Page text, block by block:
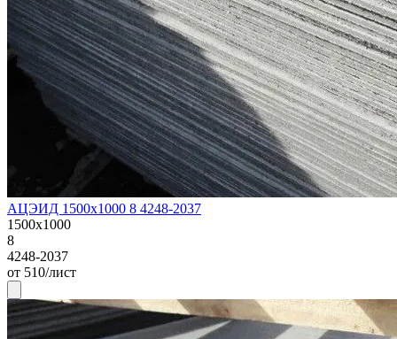
АЦЭИД 1500х1000 8 4248-2037
1500х1000
8
4248-2037
от 510/лист